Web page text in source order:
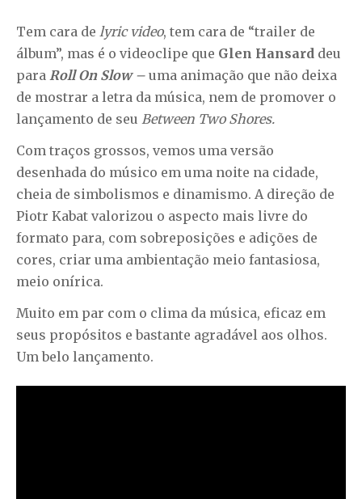
Tem cara de lyric video, tem cara de “trailer de
álbum”, mas é o videoclipe que Glen Hansard deu
para Roll On Slow – uma animação que não deixa
de mostrar a letra da música, nem de promover o
lançamento de seu Between Two Shores.
Com traços grossos, vemos uma versão
desenhada do músico em uma noite na cidade,
cheia de simbolismos e dinamismo. A direção de
Piotr Kabat valorizou o aspecto mais livre do
formato para, com sobreposições e adições de
cores, criar uma ambientação meio fantasiosa,
meio onírica.
Muito em par com o clima da música, eficaz em
seus propósitos e bastante agradável aos olhos.
Um belo lançamento.